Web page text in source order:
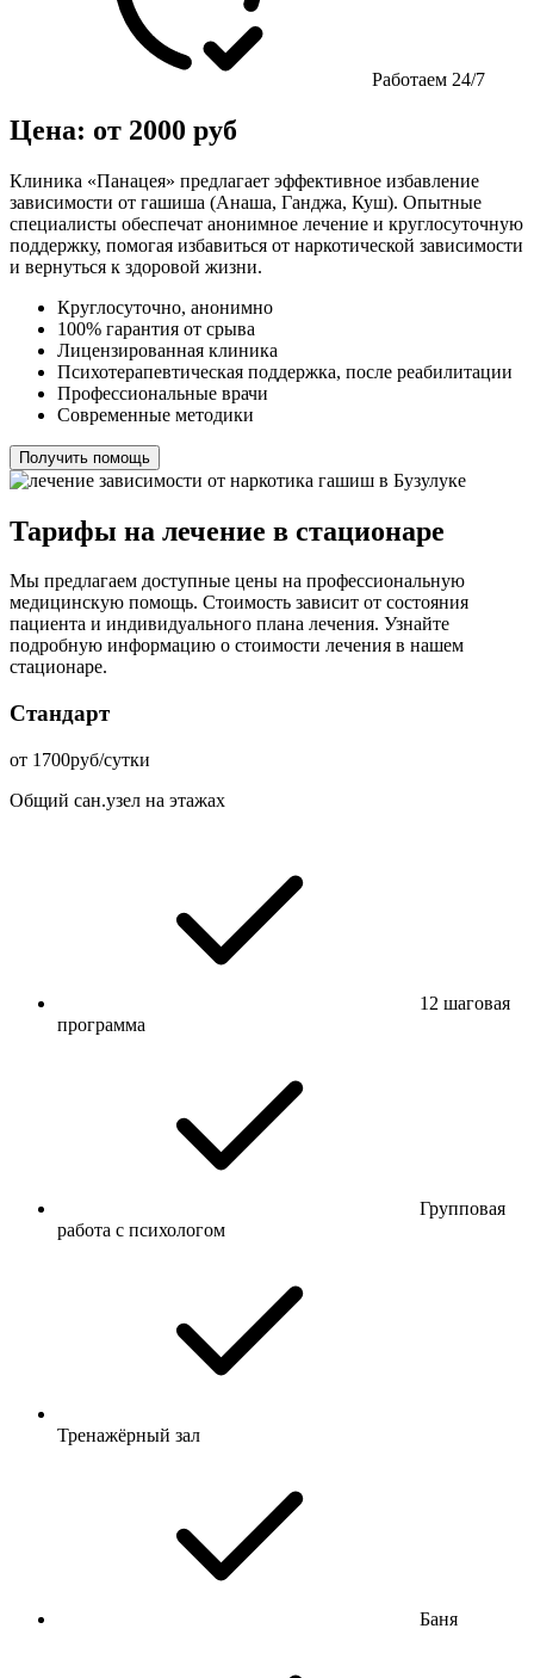
Работаем 24/7
Цена: от 2000 руб
Клиника «Панацея» предлагает эффективное избавление
зависимости от гашиша (Анаша, Ганджа, Куш). Опытные
специалисты обеспечат анонимное лечение и круглосуточную
поддержку, помогая избавиться от наркотической зависимости
и вернуться к здоровой жизни.
Круглосуточно, анонимно
100% гарантия от срыва
Лицензированная клиника
Психотерапевтическая поддержка, после реабилитации
Профессиональные врачи
Современные методики
Получить помощь
Тарифы на лечение в стационаре
Мы предлагаем доступные цены на профессиональную
медицинскую помощь. Стоимость зависит от состояния
пациента и индивидуального плана лечения. Узнайте
подробную информацию о стоимости лечения в нашем
стационаре.
Стандарт
от 1700руб/сутки
Общий сан.узел на этажах
12 шаговая
программа
Групповая
работа с психологом
Тренажёрный зал
Баня